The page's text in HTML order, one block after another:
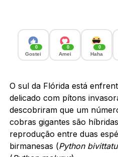
0
Gostei
0
Amei
0
Haha
O sul da Flórida está
delicado com pítons
descobriram que um
cobras gigantes são
reprodução entre duas
birmanesas (Python